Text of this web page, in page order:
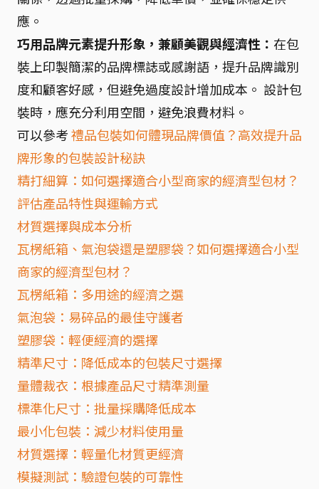
應。
巧用品牌元素提升形象，兼顧美觀與經濟性： 在包
裝上印製簡潔的品牌標誌或感謝語，提升品牌識別
度和顧客好感，但避免過度設計增加成本。 設計包
裝時，應充分利用空間，避免浪費材料。
可以參考禮品包裝如何體現品牌價值？高效提升品
牌形象的包裝設計秘訣
精打細算：如何選擇適合小型商家的經濟型包材？
評估產品特性與運輸方式
材質選擇與成本分析
瓦楞紙箱、氣泡袋還是塑膠袋？如何選擇適合小型
商家的經濟型包材？
瓦楞紙箱：多用途的經濟之選
氣泡袋：易碎品的最佳守護者
塑膠袋：輕便經濟的選擇
精準尺寸：降低成本的包裝尺寸選擇
量體裁衣：根據產品尺寸精準測量
標準化尺寸：批量採購降低成本
最小化包裝：減少材料使用量
材質選擇：輕量化材質更經濟
模擬測試：驗證包裝的可靠性